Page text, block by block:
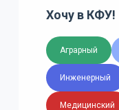
Хочу в КФУ!
Аграрный
Инженерный
Медицинский